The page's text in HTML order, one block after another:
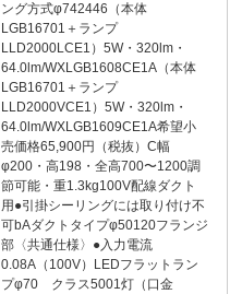
ング方式φ742446（本体
LGB16701＋ランプ
LLD2000LCE1）5W・320lm・
64.0lm/WXLGB1608CE1A（本体
LGB16701＋ランプ
LLD2000VCE1）5W・320lm・
64.0lm/WXLGB1609CE1A希望小
売価格65,900円（税抜）C幅
φ200・高198・全高700〜1200調
節可能・重1.3kg100V配線ダクト
用●引掛シーリングには取り付け不
可bAダクトタイプφ50120フランジ
部〈共通仕様〉●入力電流
0.08A（100V）LEDフラットラン
プφ70 クラス5001灯（口金